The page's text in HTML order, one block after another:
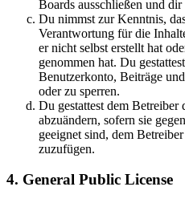
Boards ausschließen und
Du nimmst zur Kenntnis,
Verantwortung für die
er nicht selbst erstellt hat
genommen hat. Du
Benutzerkonto, Beiträge
oder zu sperren.
Du gestattest dem Betreiber
abzuändern, sofern sie
geeignet sind, dem
zuzufügen.
4. General Public License